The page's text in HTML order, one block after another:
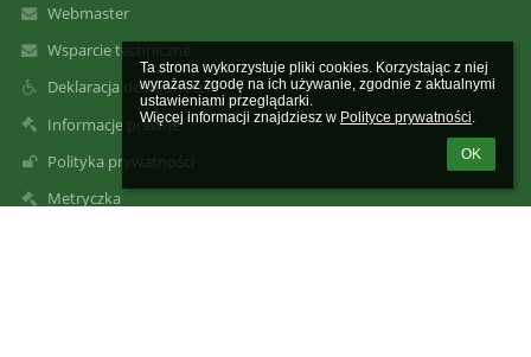
Ta strona wykorzystuje pliki cookies. Korzystając z niej
wyrażasz zgodę na ich używanie, zgodnie z aktualnymi
ustawieniami przeglądarki.
Więcej informacji znajdziesz w Polityce prywatności.
OK
Webmaster
Wsparcie techniczne
Deklaracja dostępności
Informacje prawne
Polityka prywatności
Metryczka